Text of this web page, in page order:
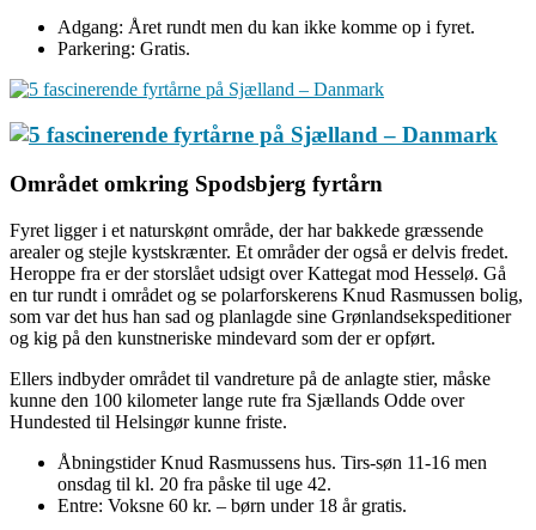
Adgang: Året rundt men du kan ikke komme op i fyret.
Parkering: Gratis.
Området omkring Spodsbjerg fyrtårn
Fyret ligger i et naturskønt område, der har bakkede græssende
arealer og stejle kystskrænter. Et områder der også er delvis fredet.
Heroppe fra er der storslået udsigt over Kattegat mod Hesselø. Gå
en tur rundt i området og se polarforskerens Knud Rasmussen bolig,
som var det hus han sad og planlagde sine Grønlandsekspeditioner
og kig på den kunstneriske mindevard som der er opført.
Ellers indbyder området til vandreture på de anlagte stier, måske
kunne den 100 kilometer lange rute fra Sjællands Odde over
Hundested til Helsingør kunne friste.
Åbningstider Knud Rasmussens hus. Tirs-søn 11-16 men
onsdag til kl. 20 fra påske til uge 42.
Entre: Voksne 60 kr. – børn under 18 år gratis.